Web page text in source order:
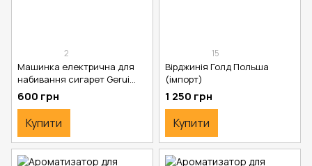
2
Машинка електрична для
набивання сигарет Gerui
GR-12-005
600 грн
Купити
15
Вірджинія Голд Польша
(імпорт)
1 250 грн
Купити